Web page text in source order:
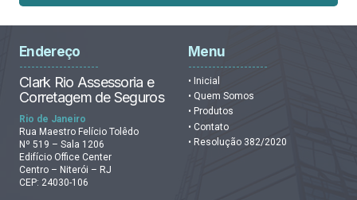
Endereço
Clark Rio Assessoria e
Corretagem de Seguros
Rio de Janeiro
Rua Maestro Felício Tolêdo
Nº 519 – Sala 1206
Edifício Office Center
Centro – Niterói – RJ
CEP: 24030-106
Menu
• Inicial
• Quem Somos
• Produtos
• Contato
• Resolução 382/2020